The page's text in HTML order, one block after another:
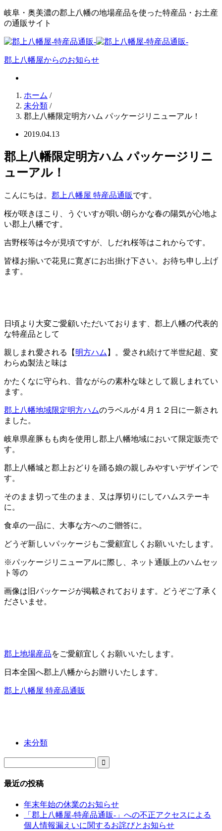
岐阜・奥美濃の郡上八幡の地場産品を使った特産品・お土産
の通販サイト
郡上八幡屋からのお知らせ
ホーム /
未分類 /
郡上八幡限定明方ハム パッケージリニューアル！
2019.04.13
郡上八幡限定明方ハム パッケージリニ
ューアル！
こんにちは。 郡上八幡屋 特産品通販です。
桜が咲きほこり、うぐいすが唄い朗らかな春の陽気が心地よ
い郡上八幡です。
吉野桜等は今が見頃ですが、しだれ桜等はこれからです。
皆様お揃いで花見に寛ぎにお出掛け下さい。お待ち申し上げ
ます。
日頃より大変ご愛顧いただいております、郡上八幡の代表的
な特産品として
親しまれ愛される【 明方ハム 】。愛され続けて半世紀超、変
わらぬ製法と味は
かたくなに守られ、昔ながらの素朴な味として親しまれてい
ます。
郡上八幡地域限定明方ハムのラベルが４月１２日に一新され
ました。
岐阜県産豚もも肉を使用し郡上八幡地域において限定販売で
す。
郡上八幡城と郡上おどりを踊る娘の親しみやすいデザインで
す。
そのまま切って生のまま、又は厚切りにしてハムステーキ
に。
食卓の一品に、大事な方へのご贈答に。
どうぞ新しいパッケージもご愛顧宜しくお願いいたします。
※パッケージリニューアルに際し、ネット通販上のハムセッ
ト等の
画像は旧パッケージが掲載されております。どうぞご了承く
ださいませ。
郡上地場産品をご愛顧宜しくお願いいたします。
日本全国へ郡上八幡からお贈りいたします。
郡上八幡屋 特産品通販
未分類

最近の投稿
年末年始の休業のお知らせ
「郡上八幡屋-特産品通販-」への不正アクセスによる
個人情報漏えいに関するお詫びとお知らせ